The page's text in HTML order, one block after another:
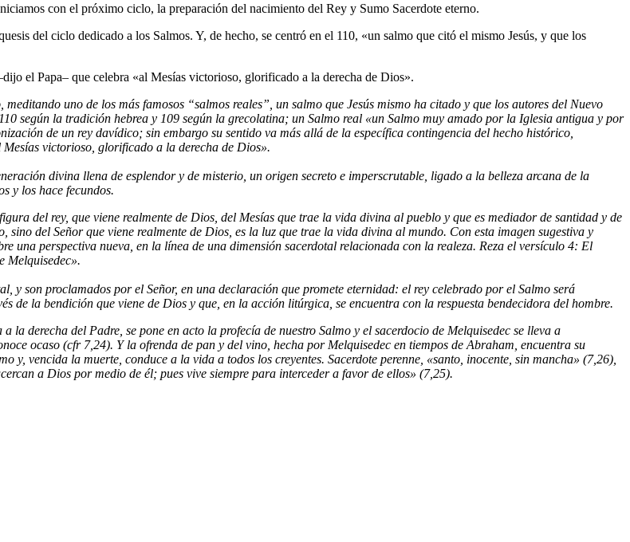
con el próximo ciclo, la preparación del nacimiento del Rey y Sumo Sacerdote eterno.
del ciclo dedicado a los Salmos. Y, de hecho, se centró en el 110, «un salmo que citó el mismo Jesús, y que los
el Papa– que celebra «al Mesías victorioso, glorificado a la derecha de Dios».
uno de los más famosos “salmos reales”, un salmo que Jesús mismo ha citado y que los autores del Nuevo
según la tradición hebrea y 109 según la grecolatina; un Salmo real «un Salmo muy amado por la Iglesia antigua y por
de un rey davídico; sin embargo su sentido va más allá de la específica contingencia del hecho histórico,
victorioso, glorificado a la derecha de Dios».
divina llena de esplendor y de misterio, un origen secreto e imperscrutable, ligado a la belleza arcana de la
y los hace fecundos.
del rey, que viene realmente de Dios, del Mesías que trae la vida divina al pueblo y que es mediador de santidad y de
del Señor que viene realmente de Dios, es la luz que trae la vida divina al mundo. Con esta imagen sugestiva y
una perspectiva nueva, en la línea de una dimensión sacerdotal relacionada con la realeza. Reza el versículo 4: El
Melquisedec».
y son proclamados por el Señor, en una declaración que promete eternidad: el rey celebrado por el Salmo será
de la bendición que viene de Dios y que, en la acción litúrgica, se encuentra con la respuesta bendecidora del hombre.
la derecha del Padre, se pone en acto la profecía de nuestro Salmo y el sacerdocio de Melquisedec se lleva a
ocaso (cfr 7,24). Y la ofrenda de pan y del vino, hecha por Melquisedec en tiempos de Abraham, encuentra su
y, vencida la muerte, conduce a la vida a todos los creyentes. Sacerdote perenne, «santo, inocente, sin mancha» (7,26),
a Dios por medio de él; pues vive siempre para interceder a favor de ellos» (7,25).